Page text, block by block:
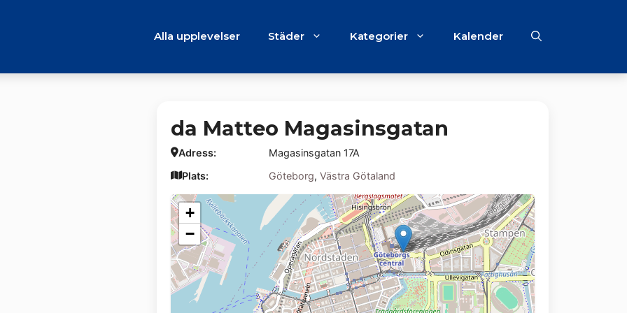
Alla upplevelser Städer Kategorier Kalender
da Matteo Magasinsgatan
Adress:
Magasinsgatan 17A
Plats:
Göteborg, Västra Götaland
+
−